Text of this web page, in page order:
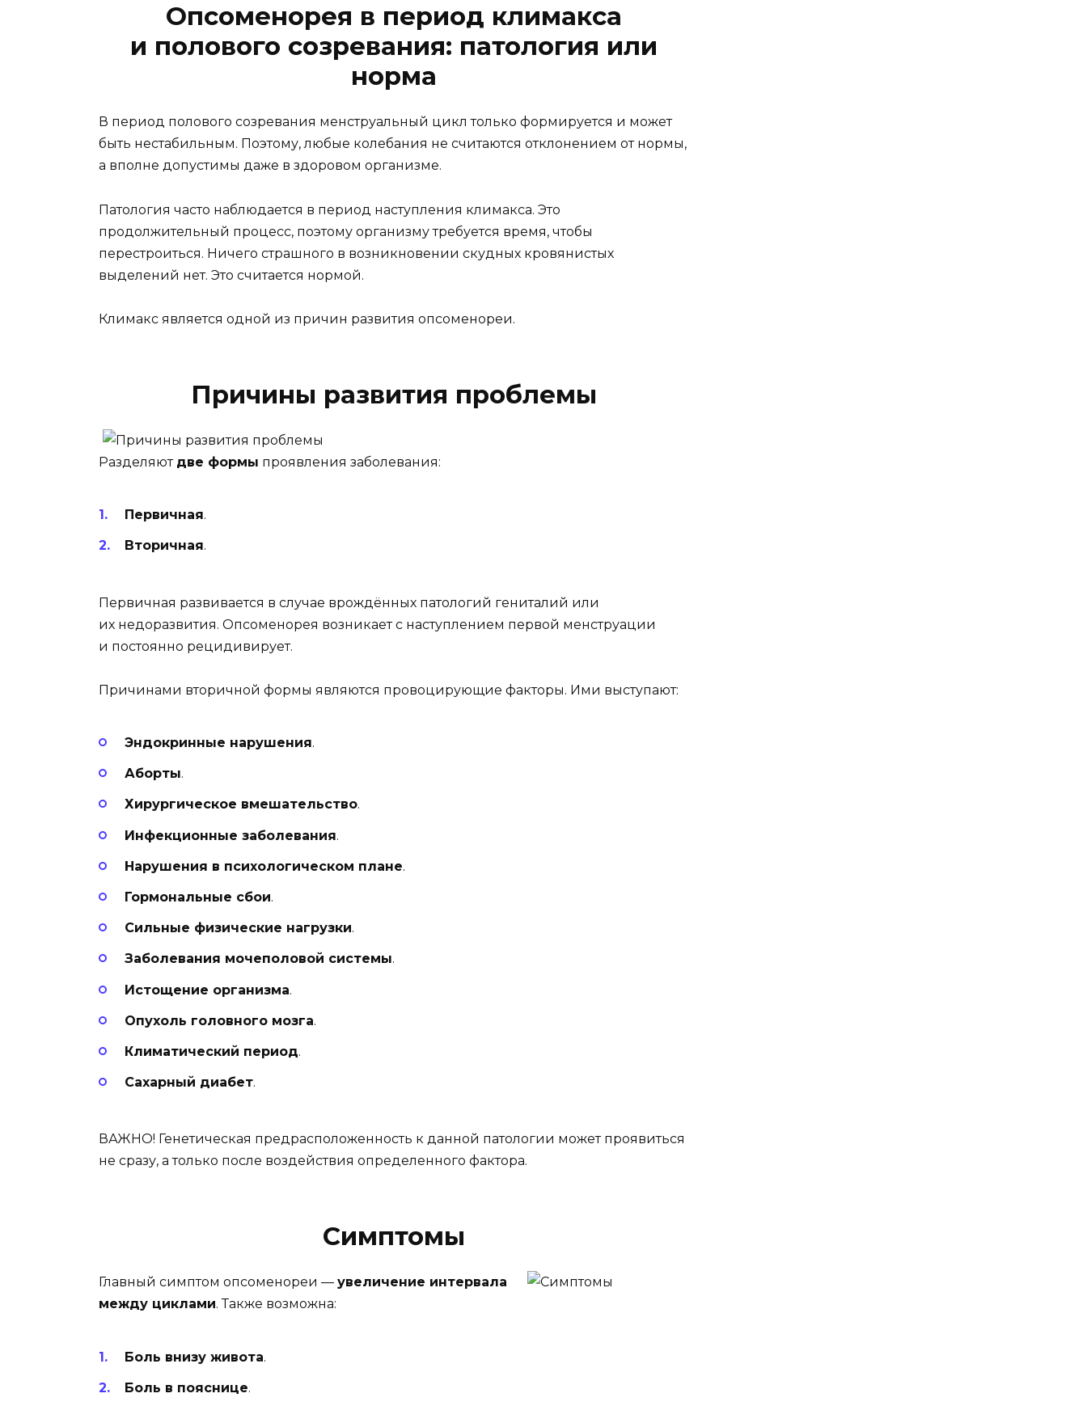
Опсоменорея в период климакса
и полового созревания: патология или
норма
В период полового созревания менструальный цикл только формируется и может
быть нестабильным. Поэтому, любые колебания не считаются отклонением от нормы,
а вполне допустимы даже в здоровом организме.
Патология часто наблюдается в период наступления климакса. Это
продолжительный процесс, поэтому организму требуется время, чтобы
перестроиться. Ничего страшного в возникновении скудных кровянистых
выделений нет. Это считается нормой.
Климакс является одной из причин развития опсоменореи.
Причины развития проблемы
Разделяют две формы проявления заболевания:
Первичная.
Вторичная.
Первичная развивается в случае врождённых патологий гениталий или
их недоразвития. Опсоменорея возникает с наступлением первой менструации
и постоянно рецидивирует.
Причинами вторичной формы являются провоцирующие факторы. Ими выступают:
Эндокринные нарушения.
Аборты.
Хирургическое вмешательство.
Инфекционные заболевания.
Нарушения в психологическом плане.
Гормональные сбои.
Сильные физические нагрузки.
Заболевания мочеполовой системы.
Истощение организма.
Опухоль головного мозга.
Климатический период.
Сахарный диабет.
ВАЖНО! Генетическая предрасположенность к данной патологии может проявиться
не сразу, а только после воздействия определенного фактора.
Симптомы
Главный симптом опсоменореи — увеличение интервала
между циклами. Также возможна:
Боль внизу живота.
Боль в пояснице.